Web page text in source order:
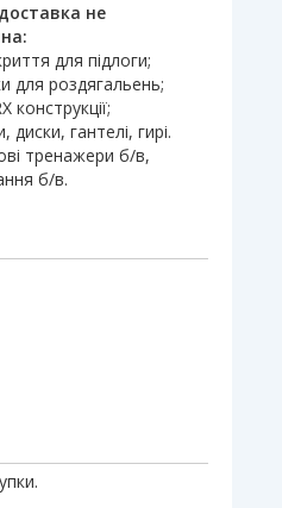
не
для підлоги;
для роздягальень;
конструкції;
гантелі, гирі.
тренажери б/в,
б/в.